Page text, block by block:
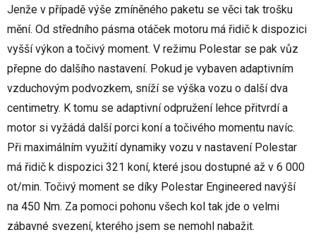
Jenže v případě výše zmíněného paketu se věci tak trošku
mění. Od středního pásma otáček motoru má řidič k dispozici
vyšší výkon a točivý moment. V režimu Polestar se pak vůz
přepne do dalšího nastavení. Pokud je vybaven adaptivním
vzduchovým podvozkem, sníží se výška vozu o další dva
centimetry. K tomu se adaptivní odpružení lehce přitvrdí a
motor si vyžádá další porci koní a točivého momentu navíc.
Při maximálním využití dynamiky vozu v nastavení Polestar
má řidič k dispozici 321 koní, které jsou dostupné až v 6 000
ot/min. Točivý moment se díky Polestar Engineered navýší
na 450 Nm. Za pomoci pohonu všech kol tak jde o velmi
zábavné svezení, kterého jsem se nemohl nabažit.